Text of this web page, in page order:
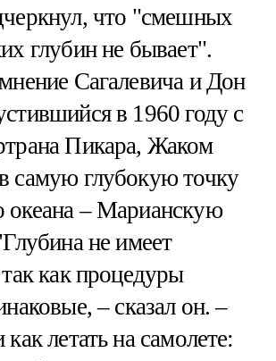
что "смешных
глубин не бывает".
Сагалевича и Дон
в 1960 году с
Пикара, Жаком
самую глубокую точку
океана – Марианскую
не имеет
как процедуры
– сказал он. –
летать на самолете: